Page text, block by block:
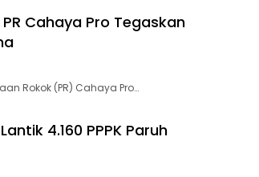
Cahaya Pro Tegaskan
Rokok (PR) Cahaya Pro…
4.160 PPPK Paruh